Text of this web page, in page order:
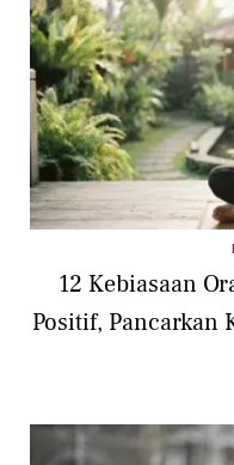
12 Kebiasaan
Positif, Pancarkan